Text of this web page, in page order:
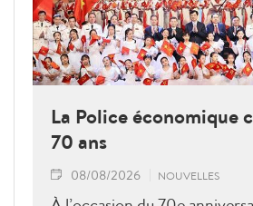
La Police économique
70 ans
08/08/2026 NOUVELLES